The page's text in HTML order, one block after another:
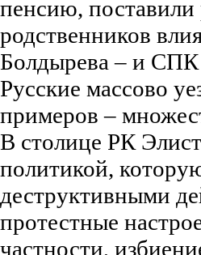
пенсию, поставили
родственников
Болдырева – и СПК
Русские массово
примеров –
В столице РК
политикой,
деструктивными
протестные
частности,